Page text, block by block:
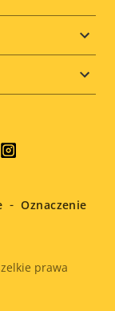
prawa
Oznaczenie